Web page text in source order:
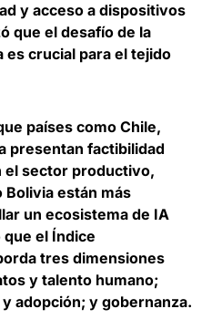
y acceso a dispositivos
que el desafío de la
crucial para el tejido
países como Chile,
presentan factibilidad
el sector productivo,
están más
un ecosistema de IA
que el Índice
tres dimensiones
y talento humano;
adopción; y gobernanza.